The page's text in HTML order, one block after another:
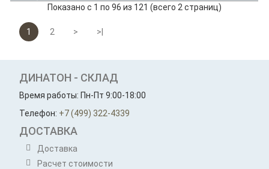
Показано с 1 по 96 из 121 (всего 2 страниц)
1 2 > >|
ДИНАТОН - СКЛАД
Время работы: Пн-Пт 9:00-18:00
Телефон: +7 (499) 322-4339
ДОСТАВКА
Доставка
Расчет стоимости